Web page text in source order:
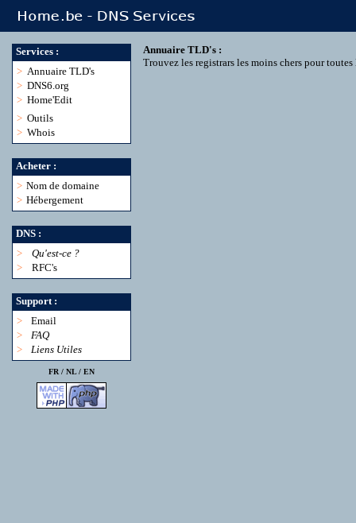
Services :
> Annuaire TLD's
> DNS6.org
> Home'Edit
> Outils
> Whois
Acheter :
> Nom de domaine
> Hébergement
DNS :
>
Qu'est-ce ?
>
RFC's
Support :
>
Email
>
FAQ
>
Liens Utiles
FR / NL/ EN
Annuaire TLD's :
Trouvez les registrars les moins chers pour